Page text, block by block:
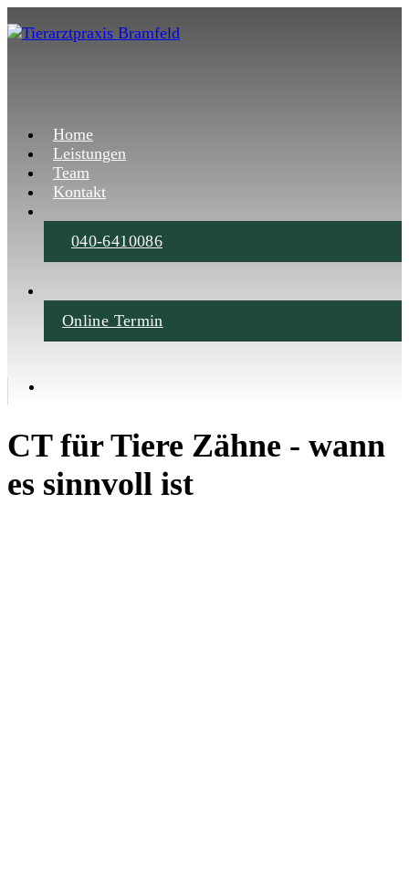
Home
Leistungen
Team
Kontakt
040-6410086
Online Termin
CT für Tiere Zähne - wann
es sinnvoll ist